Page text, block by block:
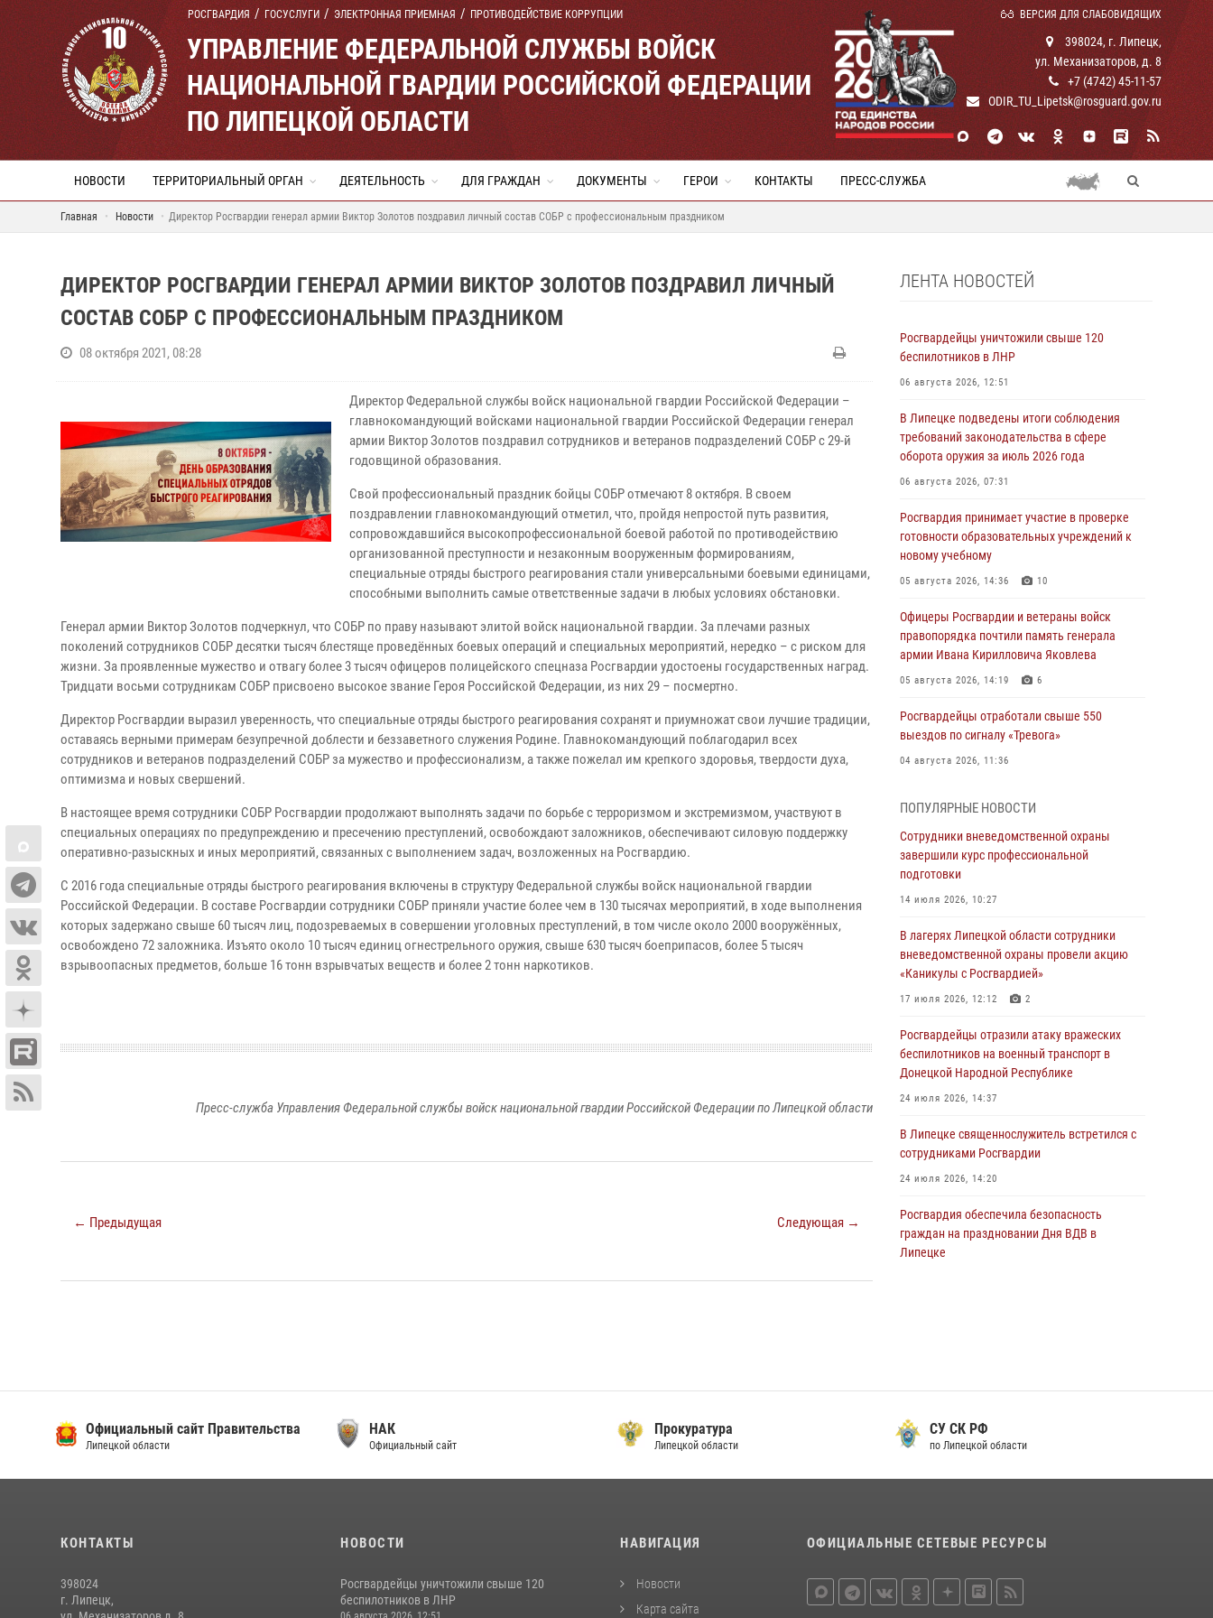
РОСГВАРДИЯ ГОСУСЛУГИ ЭЛЕКТРОННАЯ ПРИЕМНАЯ ПРОТИВОДЕЙСТВИЕ КОРРУПЦИИ ВЕРСИЯ ДЛЯ СЛАБОВИДЯЩИХ
УПРАВЛЕНИЕ ФЕДЕРАЛЬНОЙ СЛУЖБЫ ВОЙСК
НАЦИОНАЛЬНОЙ ГВАРДИИ РОССИЙСКОЙ ФЕДЕРАЦИИ
ПО ЛИПЕЦКОЙ ОБЛАСТИ
398024, г. Липецк,
ул. Механизаторов, д. 8
+7 (4742) 45-11-57
ODIR_TU_Lipetsk@rosguard.gov.ru
НОВОСТИ ТЕРРИТОРИАЛЬНЫЙ ОРГАН ДЕЯТЕЛЬНОСТЬ ДЛЯ ГРАЖДАН ДОКУМЕНТЫ ГЕРОИ КОНТАКТЫ ПРЕСС-СЛУЖБА
Главная Новости Директор Росгвардии генерал армии Виктор Золотов поздравил личный состав СОБР с профессиональным праздником
ДИРЕКТОР РОСГВАРДИИ ГЕНЕРАЛ АРМИИ ВИКТОР ЗОЛОТОВ ПОЗДРАВИЛ ЛИЧНЫЙ
СОСТАВ СОБР С ПРОФЕССИОНАЛЬНЫМ ПРАЗДНИКОМ
08 октября 2021, 08:28
Директор Федеральной службы войск национальной гвардии Российской Федерации –
главнокомандующий войсками национальной гвардии Российской Федерации генерал
армии Виктор Золотов поздравил сотрудников и ветеранов подразделений СОБР с 29-й
годовщиной образования.
Свой профессиональный праздник бойцы СОБР отмечают 8 октября. В своем
поздравлении главнокомандующий отметил, что, пройдя непростой путь развития,
сопровождавшийся высокопрофессиональной боевой работой по противодействию
организованной преступности и незаконным вооруженным формированиям,
специальные отряды быстрого реагирования стали универсальными боевыми единицами,
способными выполнить самые ответственные задачи в любых условиях обстановки.
Генерал армии Виктор Золотов подчеркнул, что СОБР по праву называют элитой войск национальной гвардии. За плечами разных
поколений сотрудников СОБР десятки тысяч блестяще проведённых боевых операций и специальных мероприятий, нередко – с риском для
жизни. За проявленные мужество и отвагу более 3 тысяч офицеров полицейского спецназа Росгвардии удостоены государственных наград.
Тридцати восьми сотрудникам СОБР присвоено высокое звание Героя Российской Федерации, из них 29 – посмертно.
Директор Росгвардии выразил уверенность, что специальные отряды быстрого реагирования сохранят и приумножат свои лучшие традиции,
оставаясь верными примерам безупречной доблести и беззаветного служения Родине. Главнокомандующий поблагодарил всех
сотрудников и ветеранов подразделений СОБР за мужество и профессионализм, а также пожелал им крепкого здоровья, твердости духа,
оптимизма и новых свершений.
В настоящее время сотрудники СОБР Росгвардии продолжают выполнять задачи по борьбе с терроризмом и экстремизмом, участвуют в
специальных операциях по предупреждению и пресечению преступлений, освобождают заложников, обеспечивают силовую поддержку
оперативно-разыскных и иных мероприятий, связанных с выполнением задач, возложенных на Росгвардию.
С 2016 года специальные отряды быстрого реагирования включены в структуру Федеральной службы войск национальной гвардии
Российской Федерации. В составе Росгвардии сотрудники СОБР приняли участие более чем в 130 тысячах мероприятий, в ходе выполнения
которых задержано свыше 60 тысяч лиц, подозреваемых в совершении уголовных преступлений, в том числе около 2000 вооружённых,
освобождено 72 заложника. Изъято около 10 тысяч единиц огнестрельного оружия, свыше 630 тысяч боеприпасов, более 5 тысяч
взрывоопасных предметов, больше 16 тонн взрывчатых веществ и более 2 тонн наркотиков.
Пресс-служба Управления Федеральной службы войск национальной гвардии Российской Федерации по Липецкой области
← Предыдущая Следующая →
ЛЕНТА НОВОСТЕЙ
Росгвардейцы уничтожили свыше 120
беспилотников в ЛНР
06 августа 2026, 12:51
В Липецке подведены итоги соблюдения
требований законодательства в сфере
оборота оружия за июль 2026 года
06 августа 2026, 07:31
Росгвардия принимает участие в проверке
готовности образовательных учреждений к
новому учебному
05 августа 2026, 14:36 10
Офицеры Росгвардии и ветераны войск
правопорядка почтили память генерала
армии Ивана Кирилловича Яковлева
05 августа 2026, 14:19 6
Росгвардейцы отработали свыше 550
выездов по сигналу «Тревога»
04 августа 2026, 11:36
ударные и разведывательные беспилотники
ВСУ
04 августа 2026, 09:05
Росгвардия обеспечила безопасность
Липецке
03 августа 2026, 13:43 1
Росгвардейцы обеспечили безопасность
03 августа 2026, 13:41 1
Росгвардия противодействует БПЛА ВСУ на
южном направлении (видео)
Росгвардия обеспечила охрану порядка во
время проведения фестивалей в Липецке
ПОПУЛЯРНЫЕ НОВОСТИ
Сотрудники вневедомственной охраны
завершили курс профессиональной
подготовки
14 июля 2026, 10:27
В лагерях Липецкой области сотрудники
вневедомственной охраны провели акцию
«Каникулы с Росгвардией»
17 июля 2026, 12:12 2
Росгвардейцы отразили атаку вражеских
беспилотников на военный транспорт в
Донецкой Народной Республике
24 июля 2026, 14:37
В Липецке священнослужитель встретился с
сотрудниками Росгвардии
24 июля 2026, 14:20
Росгвардия обеспечила безопасность
граждан на праздновании Дня ВДВ в
Липецке
богослужение в честь великого князя
Владимира
28 июля 2026, 14:38 4
Росгвардия обеспечила безопасность липчан
Официальный сайт Правительства
Липецкой области
НАК
Официальный сайт
Прокуратура
Липецкой области
СУ СК РФ
по Липецкой области
КОНТАКТЫ
398024
г. Липецк,
НОВОСТИ
Росгвардейцы уничтожили свыше 120
беспилотников в ЛНР
НАВИГАЦИЯ
Новости
Карта сайта
ОФИЦИАЛЬНЫЕ СЕТЕВЫЕ РЕСУРСЫ